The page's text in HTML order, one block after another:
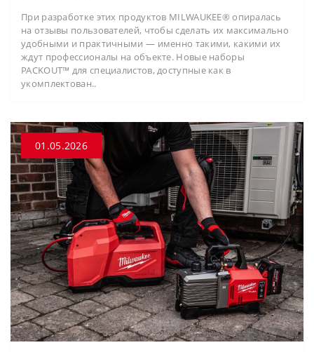
При разработке этих продуктов MILWAUKEE® опиралась
на отзывы пользователей, чтобы сделать их максимально
удобными и практичными — именно такими, какими их
ждут профессионалы на объекте. Новые наборы
PACKOUT™ для специалистов, доступные как в
укомплектован..
01.05.2026